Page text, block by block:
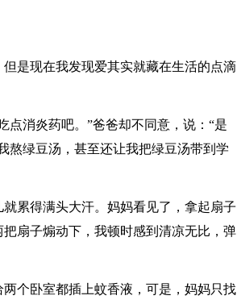
是现在我发现爱其实就藏在生活的点滴
点消炎药吧。”爸爸却不同意，说：“是
熬绿豆汤，甚至还让我把绿豆汤带到学
累得满头大汗。妈妈看见了，拿起扇子
扇子煽动下，我顿时感到清凉无比，弹
个卧室都插上蚊香液，可是，妈妈只找